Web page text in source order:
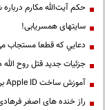
حكم آيت‌الله مكارم
سایتهای همسریابی!
دعايي كه قطعا مستجاب
جزئیات جدید قتل روح الله
آموزش ساخت Apple ID برای کاربران ایرانی
راز خنده های اصغر